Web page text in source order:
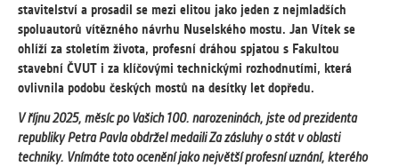
MARKETINGOVÉ
Využívané za účelem zobrazení
správných nabídek a cílení obsahu podle
Vašich preferencí. Zpravidla jde o
s analýzou uživatelského chování
pomáhají.
stavitelství a prosadil se mezi elitou jako jeden z nejmladších
spoluautorů vítězného návrhu Nuselského mostu. Jan Vítek se
ohlíží za stoletím života, profesní dráhou spjatou s Fakultou
stavební ČVUT i za klíčovými technickými rozhodnutími, která
ovlivnila podobu českých mostů na desítky let dopředu.
V říjnu 2025, měsíc po Vašich 100. narozeninách, jste od prezidenta
republiky Petra Pavla obdržel medaili Za zásluhy o stát v oblasti
techniky. Vnímáte toto ocenění jako největší profesní uznání, kterého